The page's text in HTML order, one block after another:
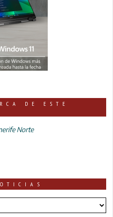
DE ESTE
Norte